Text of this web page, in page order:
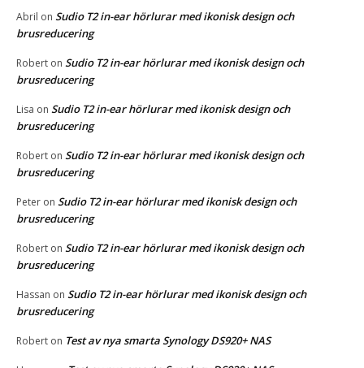
Abril on Sudio T2 in-ear hörlurar med ikonisk design och
brusreducering
Robert on Sudio T2 in-ear hörlurar med ikonisk design och
brusreducering
Lisa on Sudio T2 in-ear hörlurar med ikonisk design och
brusreducering
Robert on Sudio T2 in-ear hörlurar med ikonisk design och
brusreducering
Peter on Sudio T2 in-ear hörlurar med ikonisk design och
brusreducering
Robert on Sudio T2 in-ear hörlurar med ikonisk design och
brusreducering
Hassan on Sudio T2 in-ear hörlurar med ikonisk design och
brusreducering
Robert on Test av nya smarta Synology DS920+ NAS